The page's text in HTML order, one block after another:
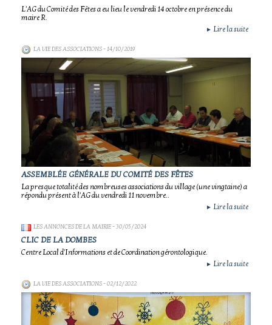
L'AG du Comité des Fêtes a eu lieu le vendredi 14 octobre en présence du
maire R.
► Lire la suite
LA VIE DES ASSOCIATIONS- 14/10/2019
ASSEMBLÉE GÉNÉRALE DU COMITÉ DES FÊTES
La presque totalité des nombreuses associations du village (une vingtaine) a
répondu présent à l'AG du vendredi 11 novembre..
► Lire la suite
LES ANNONCES DE LA MAIRIE- 30/05/2024
CLIC DE LA DOMBES
Centre Local d'Informations et de Coordination gérontologique.
► Lire la suite
LA VIE DES ASSOCIATIONS- 02/12/2022